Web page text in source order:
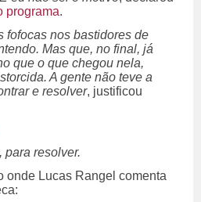
programa.
fofocas nos bastidores de
Mas que, no final, já
que o que chegou nela,
A gente não teve a
e resolver, justificou
para resolver.
onde Lucas Rangel comenta